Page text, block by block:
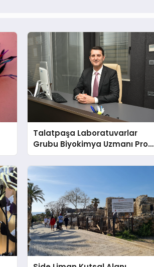
Talatpaşa Laboratuvarlar
Grubu Biyokimya Uzmanı Prof.
Dr. Ahmet Var: